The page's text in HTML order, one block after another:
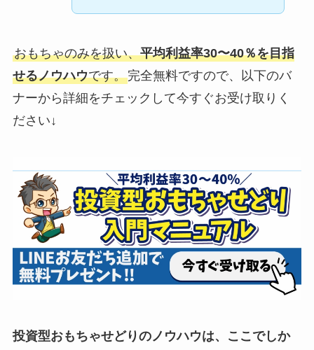
おもちゃのみを扱い、平均利益率30〜40％を目指
せるノウハウです。完全無料ですので、以下のバ
ナーから詳細をチェックして今すぐお受け取りく
ださい↓
投資型おもちゃせどりのノウハウは、ここでしか